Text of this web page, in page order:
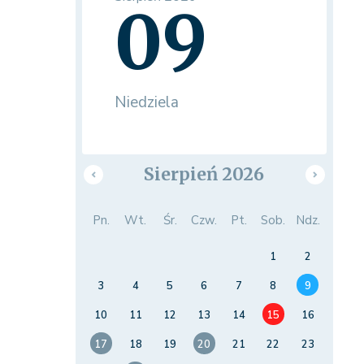
09
Niedziela
Sierpień 2026
Pn. Wt. Śr. Czw. Pt. Sob. Ndz.
1
2
3
4 5 6 7 8
9
10
11 12 13 14 15
16
17
18 19 20 21 22 23